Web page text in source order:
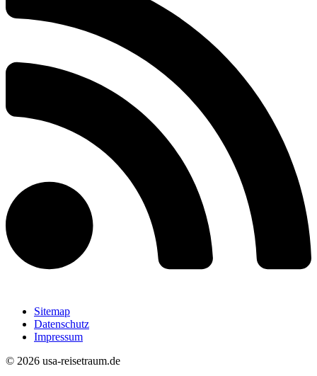
Sitemap
Datenschutz
Impressum
© 2026 usa-reisetraum.de